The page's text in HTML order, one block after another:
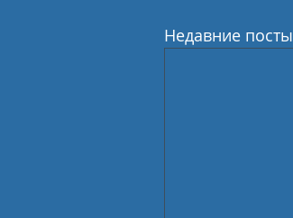
Недавние посты